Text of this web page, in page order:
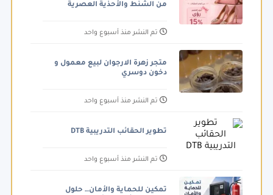
من الشنط والأحذية العصرية
تم النشر منذ أسبوع واحد
متجر زهرة الارجوان لبيع معمول و
دخون دوسري
تم النشر منذ أسبوع واحد
تطوير الحقائب التدريبية DTB
تم النشر منذ أسبوع واحد
تمكين للحماية والأمان… حلول